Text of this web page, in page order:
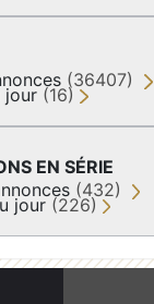
(36407)
jour (16)
EN SÉRIE
(432)
jour (226)